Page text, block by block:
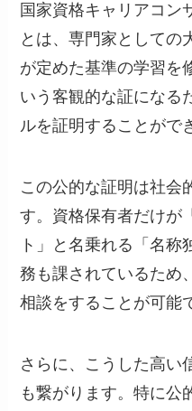
国家資格キャリアコン
とは、専門家としての
が定めた基準の学習を
いう客観的な証になる
ルを証明することがで
この公的な証明は社会
す。資格保有者だけが
ト」と名乗れる「名称
務も課されているため
相談をすることが可能
さらに、こうした高い
も繋がります。特に公